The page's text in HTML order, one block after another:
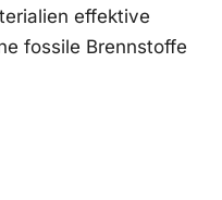
effektive‍
fossile Brennstoffe